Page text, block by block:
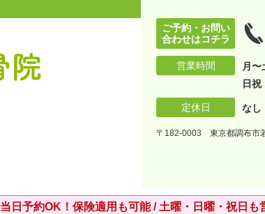
ご予約・お問い
合わせはコチラ
営業時間
月
日
定休日 なし
〒182-0003 東京都調布市
当日予約OK！保険適用も可能 / 土曜・日曜・祝日も